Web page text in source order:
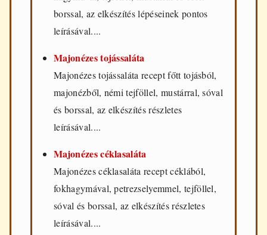
borssal, az elkészítés lépéseinek pontos
leírásával....
Majonézes tojássaláta
Majonézes tojássaláta recept főtt tojásból,
majonézből, némi tejföllel, mustárral, sóval
és borssal, az elkészítés részletes
leírásával....
Majonézes céklasaláta
Majonézes céklasaláta recept céklából,
fokhagymával, petrezselyemmel, tejföllel,
sóval és borssal, az elkészítés részletes
leírásával....